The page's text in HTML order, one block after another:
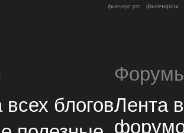
фьючерс ртс фьючерсы
блоговЛента